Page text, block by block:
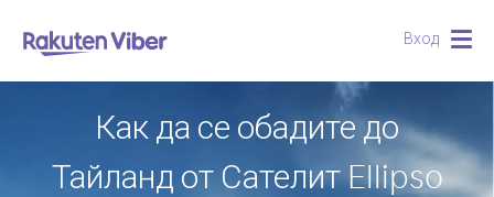
Вход
Как да се обадите до
Тайланд от Сателит Ellipso